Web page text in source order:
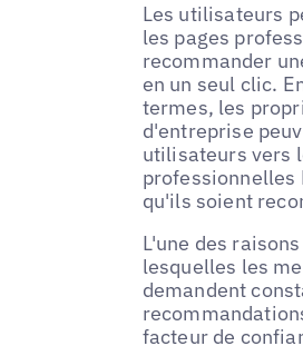
Les utilisateurs
les pages
recommander
en un seul clic.
termes, les
d'entreprise
utilisateurs vers
professionnelles
qu'ils soient
L'une des
lesquelles les
demandent
facteur de